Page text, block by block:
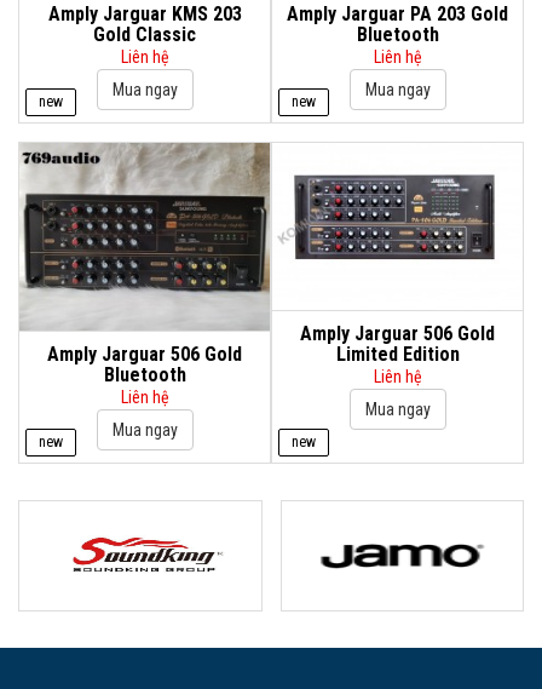
new
Amply Jarguar KMS 203
Gold Classic
Liên hệ
new
Amply Jarguar PA 203 Gold
Bluetooth
Liên hệ
new
Amply Jarguar 506 Gold
Bluetooth
Liên hệ
new
Amply Jarguar 506 Gold
Limited Edition
Liên hệ